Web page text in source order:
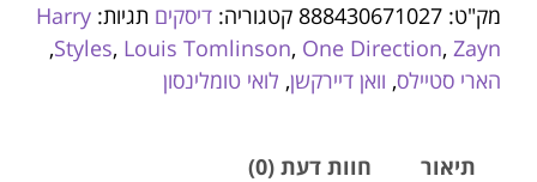
מק"ט: 888430671027 קטגוריה: דיסקים תגיות: Harry
Styles, Louis Tomlinson, One Direction, Zayn
,
הארי סטיילס, וואן דיירקשן, לואי טומלינסון
תיאור חוות דעת (0)